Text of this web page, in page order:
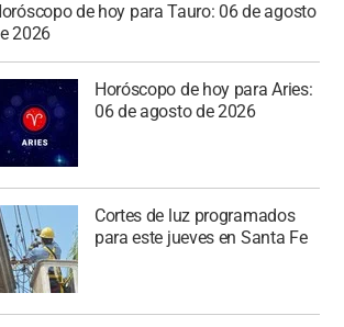
de hoy para Tauro: 06 de agosto
2026
Horóscopo de hoy para Aries:
06 de agosto de 2026
Cortes de luz programados
para este jueves en Santa Fe